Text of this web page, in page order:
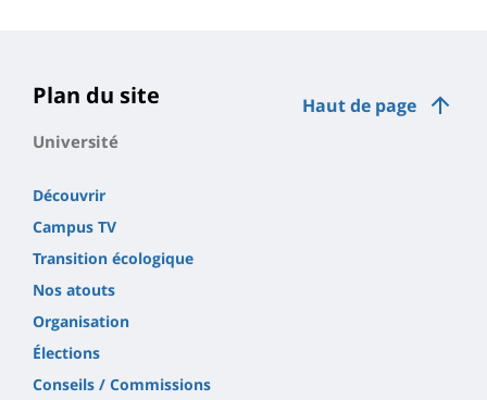
Haut de page
Plan du site
Université
Découvrir
Campus TV
Transition écologique
Nos atouts
Organisation
Élections
Conseils / Commissions